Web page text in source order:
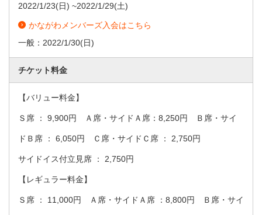
2022/1/23(日) ~2022/1/29(土)
かながわメンバーズ入会はこちら
一般： 2022/1/30(日)
チケット料金
【バリュー料金】
Ｓ席 ： 9,900円 Ａ席・サイドＡ席：8,250円 Ｂ席・サイ
ドＢ席 ： 6,050円 Ｃ席・サイドＣ席 ： 2,750円
サイドイス付立見席 ： 2,750円
【レギュラー料金】
Ｓ席 ： 11,000円 Ａ席・サイドＡ席 ：8,800円 Ｂ席・サイ